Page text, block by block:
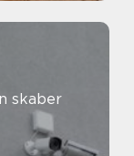
skaber